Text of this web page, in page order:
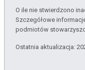
O ile nie stwierdzono
Szczegółowe
podmiotów
Ostatnia aktualizacja: